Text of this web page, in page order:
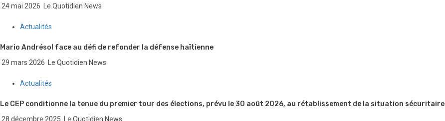
24 mai 2026 Le Quotidien News
Actualités
Mario Andrésol face au défi de refonder la défense haïtienne
29 mars 2026 Le Quotidien News
Actualités
Le CEP conditionne la tenue du premier tour des élections, prévu le 30 août 2026, au rétablissement de la situation sécuritaire
28 décembre 2025 Le Quotidien News